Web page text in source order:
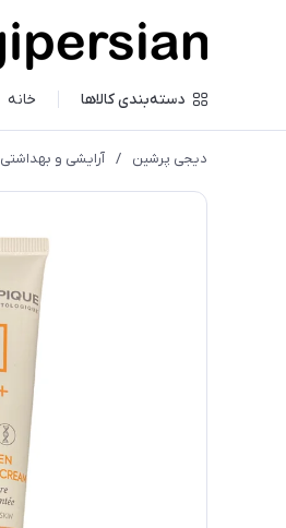
دسته‌بندی کالاها خانه
دیجی پرشین / آرایشی و بهداشتی